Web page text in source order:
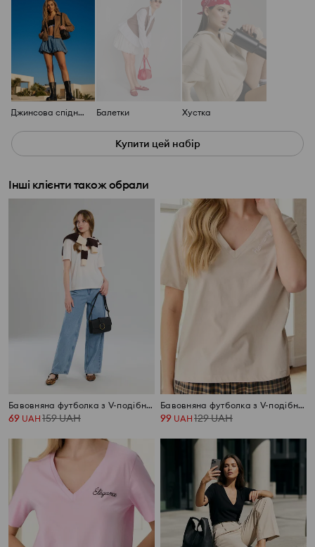
Джинсова спідниця Балетки Хустка
Купити цей набір
Інші клієнти також обрали
Бавовняна футболка з V-подібним вирізом
69 UAH 159UAH
Бавовняна футболка з V-подібним вирізом
99 UAH 129UAH